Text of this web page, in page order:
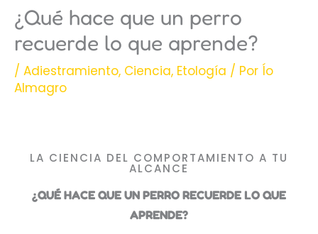
¿Qué hace que un perro
recuerde lo que aprende?
/ Adiestramiento, Ciencia, Etología / Por Ío
Almagro
LA CIENCIA DEL COMPORTAMIENTO A TU
ALCANCE
¿QUÉ HACE QUE UN PERRO RECUERDE LO QUE
APRENDE?